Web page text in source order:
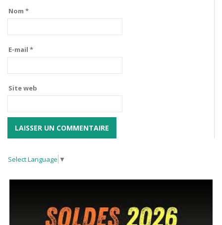
Nom *
E-mail *
Site web
Select Language ▼